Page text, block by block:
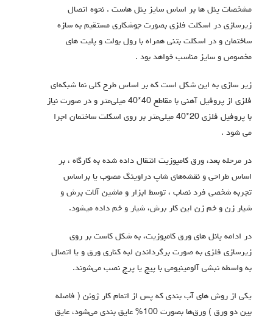
مشخصات پنل ها بر اساس سایز پنل هاست . نحوه اتصال
زیرسازی در اسکلت فلزی بصورت جوشکاری مستقیم به سازه
ساختمان و در اسکلت بتنی همراه با رول بولت و پلیت های
مخصوص و سایز مناسب خواهد بود .
زیر سازی به این شکل است که بر اساس طرح کلی نما شبکه‌ای
فلزی از پروفیل آهنی با مقاطع 40*40 میلی‌متر و در صورت نیاز
با پروفیل فلزی 20*40 میلی‌متر بر روی اسکلت ساختمان اجرا
می شود .
در مرحله بعد، ورق کامپوزیت انتقال داده شده به کارگاه ، بر
اساس طراحی و نقشه‌های شاپ دراوینگ مصوب یا براساس
تجربه شخصی فرد نصاب ، توسط ابزار و ماشین آلات برش و
شیار زن و خم زن این کار برش، شیار و خم داده میشود.
در ادامه پانل های ورق کامپوزیت، به شکل کاست بر روی
زیرسازی فلزی به صورت برگرداندن لبه کناری ورق و یا اتصال
به واسطه نبشی آلومینیومی با پیچ یا پرچ نصب می‌شوند.
یکی از روش های آب بندی که پس از اتمام کار ژوئن ( فاصله
بین دو ورق ) ورق‌ها بصورت 100% عایق بندی می‌شود، عایق